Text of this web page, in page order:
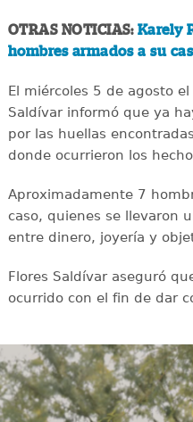
OTRAS NOTICIAS: Karely
hombres armados a su
El miércoles 5 de agosto
Saldívar informó que ya
por las huellas
donde ocurrieron los
Aproximadamente 7
caso, quienes se llevaron
entre dinero, joyería y
Flores Saldívar aseguró
ocurrido con el fin de dar